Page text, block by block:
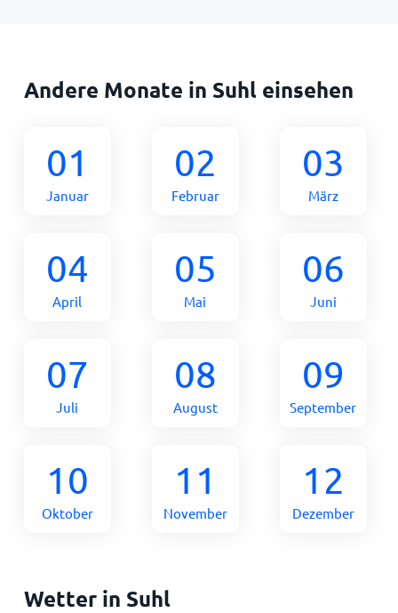
Andere Monate in Suhl einsehen
01
Januar
02
Februar
03
März
04
April
05
Mai
06
Juni
07
Juli
08
August
09
September
10
Oktober
11
November
12
Dezember
Wetter in Suhl